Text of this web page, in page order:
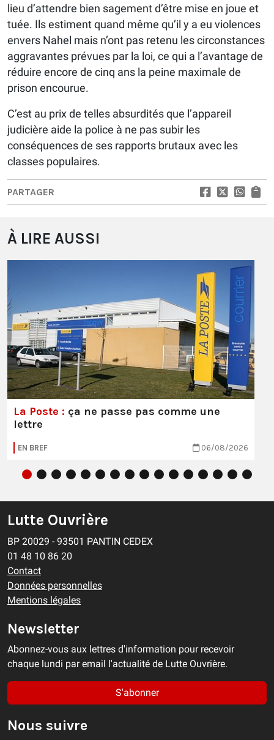
lieu d’attendre bien sagement d’être mise en joue et
tuée. Ils estiment quand même qu’il y a eu violences
envers Nahel mais n’ont pas retenu les circonstances
aggravantes prévues par la loi, ce qui a l’avantage de
réduire encore de cinq ans la peine maximale de
prison encourue.
C’est au prix de telles absurdités que l’appareil
judicière aide la police à ne pas subir les
conséquences de ses rapports brutaux avec les
classes populaires.
PARTAGER
À LIRE AUSSI
La Poste : ça ne passe pas comme une
lettre
EN BREF 06/08/2026
Lutte Ouvrière
BP 20029 - 93501 PANTIN CEDEX
01 48 10 86 20
Contact
Données personnelles
Mentions légales
Newsletter
Abonnez-vous aux lettres d'information pour recevoir
chaque lundi par email l'actualité de Lutte Ouvrière.
S'abonner
Nous suivre